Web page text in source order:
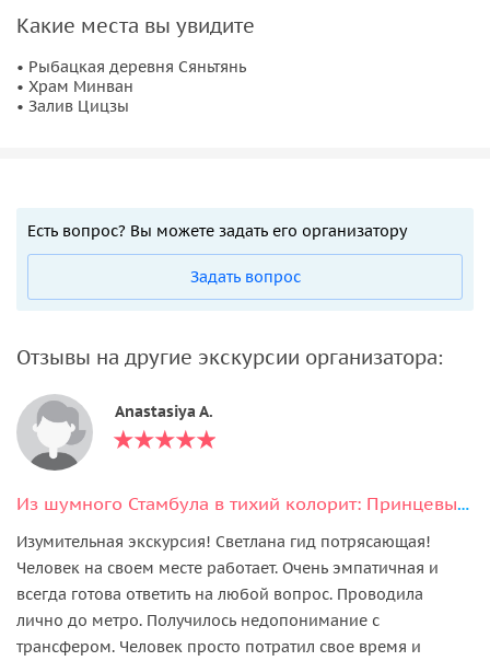
Какие места вы увидите
• Рыбацкая деревня Сяньтянь
• Храм Минван
• Залив Цицзы
Есть вопрос? Вы можете задать его организатору
Задать вопрос
Отзывы на другие экскурсии организатора:
Anastasiya A.
Из шумного Стамбула в тихий колорит: Принцевы острова с маршрутом на выбор
Изумительная экскурсия! Светлана гид потрясающая!
Человек на своем месте работает. Очень эмпатичная и
всегда готова ответить на любой вопрос. Проводила
лично до метро. Получилось недопонимание с
трансфером. Человек просто потратил свое время и